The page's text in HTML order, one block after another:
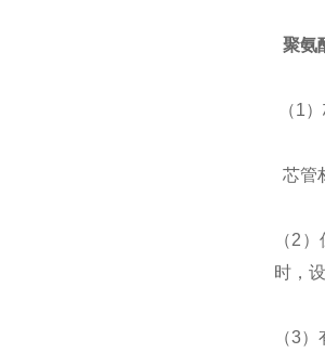
聚氨
（1
芯管
（2
时，
（3）